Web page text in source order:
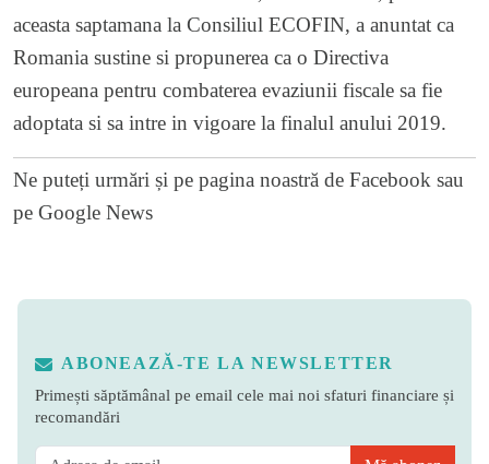
aceasta saptamana la Consiliul ECOFIN, a anuntat ca
Romania sustine si propunerea ca o Directiva
europeana pentru combaterea evaziunii fiscale sa fie
adoptata si sa intre in vigoare la finalul anului 2019.
Ne puteți urmări și pe pagina noastră de Facebook sau
pe Google News
ABONEAZĂ-TE LA NEWSLETTER
Primești săptămânal pe email cele mai noi sfaturi financiare și
recomandări